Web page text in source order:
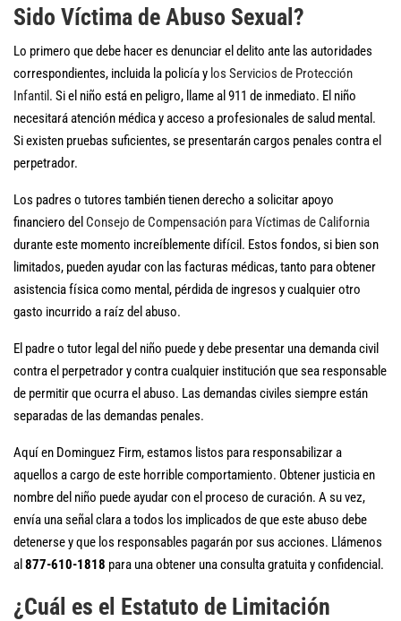
Sido Víctima de Abuso Sexual?
Lo primero que debe hacer es denunciar el delito ante las autoridades
correspondientes, incluida la policía y los Servicios de Protección
Infantil . Si el niño está en peligro, llame al 911 de inmediato. El niño
necesitará atención médica y acceso a profesionales de salud mental.
Si existen pruebas suficientes, se presentarán cargos penales contra el
perpetrador.
Los padres o tutores también tienen derecho a solicitar apoyo
financiero del Consejo de Compensación para Víctimas de California
durante este momento increíblemente difícil. Estos fondos, si bien son
limitados, pueden ayudar con las facturas médicas, tanto para obtener
asistencia física como mental, pérdida de ingresos y cualquier otro
gasto incurrido a raíz del abuso.
El padre o tutor legal del niño puede y debe presentar una demanda civil
contra el perpetrador y contra cualquier institución que sea responsable
de permitir que ocurra el abuso. Las demandas civiles siempre están
separadas de las demandas penales.
Aquí en Dominguez Firm, estamos listos para responsabilizar a
aquellos a cargo de este horrible comportamiento. Obtener justicia en
nombre del niño puede ayudar con el proceso de curación. A su vez,
envía una señal clara a todos los implicados de que este abuso debe
detenerse y que los responsables pagarán por sus acciones. Llámenos
al 877-610-1818 para una obtener una consulta gratuita y confidencial.
¿Cuál es el Estatuto de Limitación